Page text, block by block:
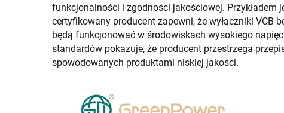
funkcjonalności i zgodności jakościowej. Przykładem
certyfikowany producent zapewni, że wyłączniki VCB
będą funkcjonować w środowiskach wysokiego
standardów pokazuje, że producent przestrzega
spowodowanych produktami niskiej jakości.